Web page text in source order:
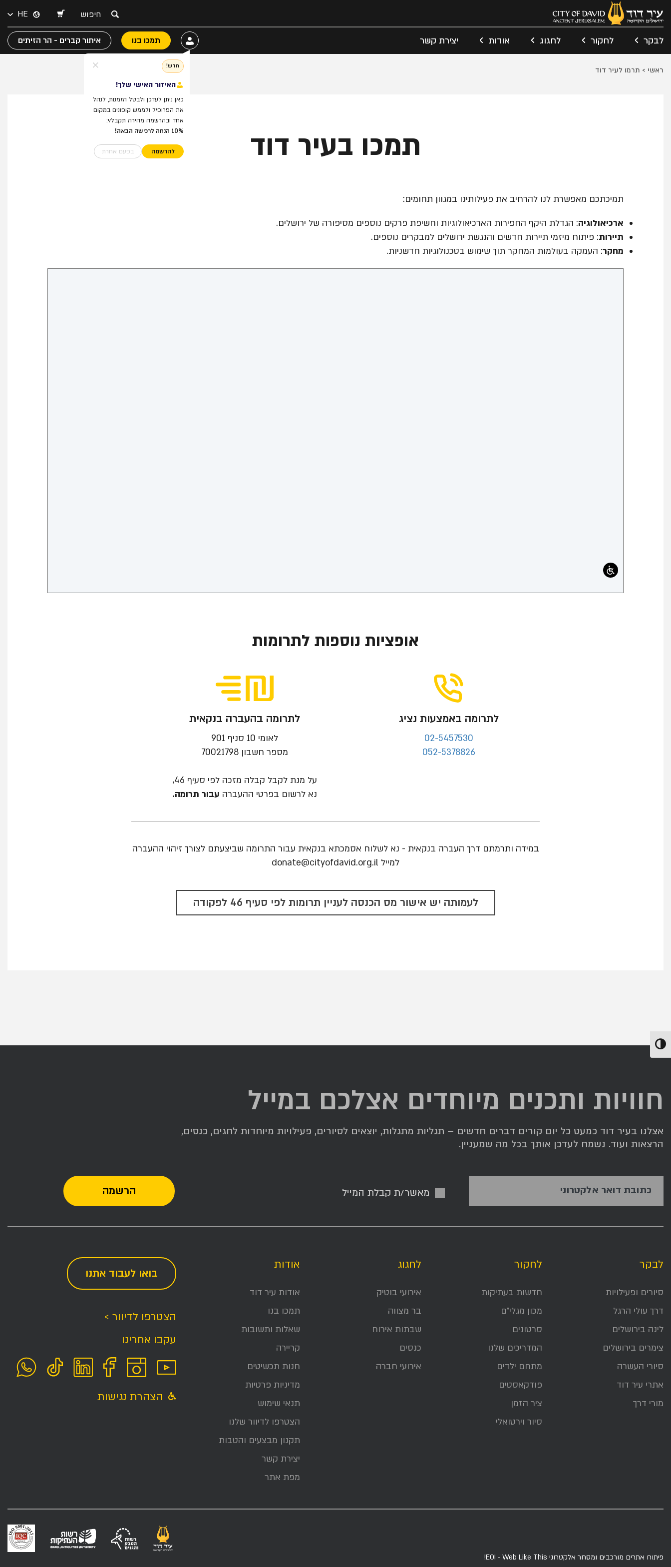
הפעל/כבה ניגודיות גבוהה
HE
לבקר לחקור לחגוג אודות יצירת קשר
חדש!
האיזור האישי שלך!
כאן ניתן לעדכן ולבטל הזמנות, לנהל
את הפרופיל ולממש קופונים במקום
אחד ובהרשמה מהירה תקבל/י:
10% הנחה לרכישה הבאה!
להרשמה בפעם אחרת
תמכו בנו איתור קברים - הר הזיתים
ראשי > תרמו לעיר דוד
תמכו בעיר דוד
תמיכתכם מאפשרת לנו להרחיב את פעילותינו במגוון תחומים:
ארכיאולוגיה: הגדלת היקף החפירות הארכיאולוגיות וחשיפת פרקים נוספים מסיפורה של ירושלים.
תיירות: פיתוח מיזמי תיירות חדשים והנגשת ירושלים למבקרים נוספים.
מחקר: העמקה בעולמות המחקר תוך שימוש בטכנולוגיות חדשניות.
אופציות נוספות לתרומות
לתרומה באמצעות נציג
02-5457530
052-5378826
לתרומה בהעברה בנקאית
לאומי 10 סניף 901
מספר חשבון 70021798
על מנת לקבל קבלה מזכה לפי סעיף 46,
נא לרשום בפרטי ההעברה עבור תרומה.
במידה ותרמתם דרך העברה בנקאית - נא לשלוח אסמכתא בנקאית עבור התרומה שביצעתם לצורך זיהוי ההעברה
למייל donate@cityofdavid.org.il
לעמותה יש אישור מס הכנסה לעניין תרומות לפי סעיף 46 לפקודה
חוויות ותכנים מיוחדים אצלכם במייל
אצלנו בעיר דוד כמעט כל יום קורים דברים חדשים – תגליות מתגלות, יוצאים לסיורים, פעילויות מיוחדות לחגים, כנסים,
הרצאות ועוד. נשמח לעדכן אותך בכל מה שמעניין.
כתובת דואר אלקטרוני מאשר/ת קבלת המייל
לבקר
סיורים ופעילויות
דרך עולי הרגל
לינה בירושלים
צימרים בירושלים
סיורי העשרה
אתרי עיר דוד
מורי דרך
לחקור
חדשות בעתיקות
מכון מגלי״ם
סרטונים
המדריכים שלנו
מתחם ילדים
פודקאסטים
ציר הזמן
סיור וירטואלי
לחגוג
אירועי בוטיק
בר מצווה
שבתות אירוח
כנסים
אירועי חברה
אודות
אודות עיר דוד
תמכו בנו
שאלות ותשובות
קריירה
חנות תכשיטים
מדיניות פרטיות
תנאי שימוש
הצטרפו לדיוור שלנו
תקנון מבצעים והטבות
יצירת קשר
מפת אתר
בואו לעבוד אתנו
הצטרפו לדיוור >
עקבו אחרינו
הצהרת נגישות
פיתוח אתרים מורכבים ומסחר אלקטרוני EOI - Web Like This!